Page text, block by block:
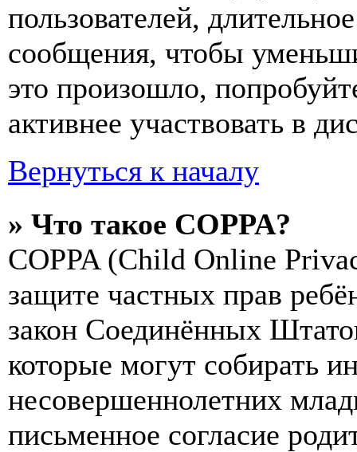
пользователей,
сообщения, чтобы
это произошло,
активнее участвовать в
Вернуться к началу
» Что такое COPPA?
COPPA (Child Online
защите частных прав
закон Соединённых
которые могут собирать
несовершеннолетних
письменное согласие